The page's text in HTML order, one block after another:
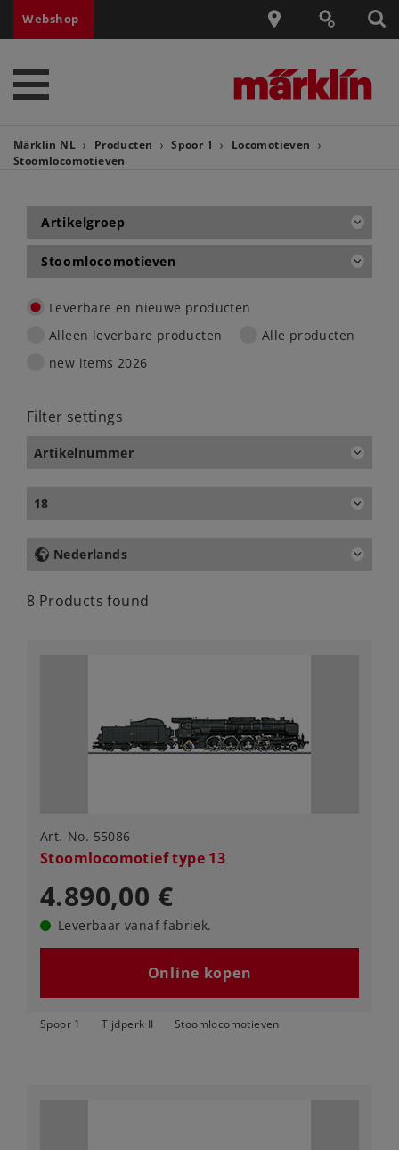
Webshop
Märklin NL Producten Spoor 1
Locomotieven
Stoomlocomotieven
Artikelgroep
Stoomlocomotieven
Leverbare en nieuwe producten
Alleen leverbare producten
Alle producten
new items 2026
Filter settings
Artikelnummer
18
Nederlands
8 Products found
Art.-No. 55086
Stoomlocomotief type 13
4.890,00 €
Leverbaar vanaf fabriek.
Online kopen
Spoor 1 Tijdperk II Stoomlocomotieven